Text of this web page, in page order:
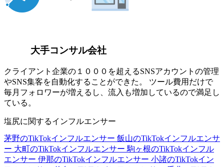
大手コンサル会社
クライアント企業の１０００を超えるSNSアカウントの管理
やSNS集客を自動化することができた。 ツール費用だけで
毎月フォロワーが増えるし、流入も増加しているので満足し
ている。
塩尻に関するインフルエンサー
茅野のTikTokインフルエンサー 飯山のTikTokインフルエンサ
ー 大町のTikTokインフルエンサー駒ヶ根のTikTokインフル
エンサー 伊那のTikTokインフルエンサー 小諸のTikTokイン